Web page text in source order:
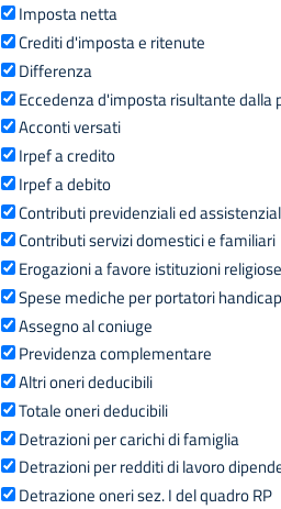
Imposta netta
Crediti d'imposta e ritenute
Differenza
Eccedenza d'imposta risultante dalla
Acconti versati
Irpef a credito
Irpef a debito
Contributi previdenziali ed
Contributi servizi domestici e familiari
Erogazioni a favore istituzioni religiose
Spese mediche per portatori handicap
Assegno al coniuge
Previdenza complementare
Altri oneri deducibili
Totale oneri deducibili
Detrazioni per carichi di famiglia
Detrazioni per redditi di lavoro
Detrazione oneri sez. I del quadro RP